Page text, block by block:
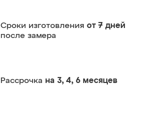
Сроки изготовления от 7 дней
после замера
Рассрочка на 3, 4, 6 месяцев